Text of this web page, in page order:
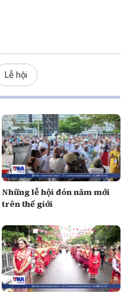
Lễ hội
Những lễ hội đón năm mới
trên thế giới